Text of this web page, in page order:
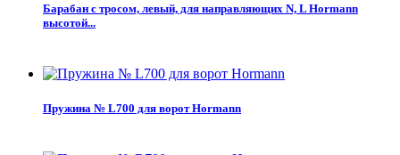
Барабан с тросом, левый, для направляющих N, L Hormann
высотой...
Пружина № L700 для ворот Hormann